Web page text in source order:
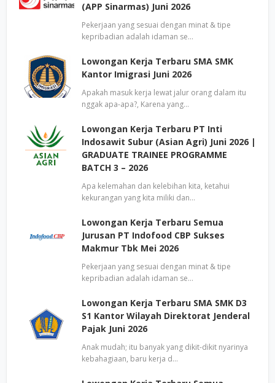
(APP Sinarmas) Juni 2026
Pekerjaan yang sesuai dengan minat & tipe
kepribadian adalah idaman se…
Lowongan Kerja Terbaru SMA SMK
Kantor Imigrasi Juni 2026
Apakah masuk kerja lewat jalur orang dalam itu
nggak apa-apa?, Karena yang…
Lowongan Kerja Terbaru PT Inti
Indosawit Subur (Asian Agri) Juni 2026 |
GRADUATE TRAINEE PROGRAMME
BATCH 3 – 2026
Apa kelemahan dan kelebihan kita, ketahui
kekurangan yang kita miliki dan…
Lowongan Kerja Terbaru Semua
Jurusan PT Indofood CBP Sukses
Makmur Tbk Mei 2026
Pekerjaan yang sesuai dengan minat & tipe
kepribadian adalah idaman se…
Lowongan Kerja Terbaru SMA SMK D3
S1 Kantor Wilayah Direktorat Jenderal
Pajak Juni 2026
Anak mudah; itu banyak yang dikit-dikit nyarinya
kebahagiaan, baru kerja d…